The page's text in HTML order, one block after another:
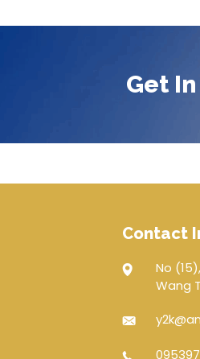
Get
Contact
No
Wang